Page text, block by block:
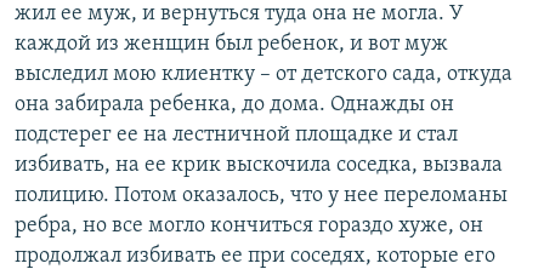
жил ее муж, и вернуться туда она не могла. У
каждой из женщин был ребенок, и вот муж
выследил мою клиентку – от детского сада, откуда
она забирала ребенка, до дома. Однажды он
подстерег ее на лестничной площадке и стал
избивать, на ее крик выскочила соседка, вызвала
полицию. Потом оказалось, что у нее переломаны
ребра, но все могло кончиться гораздо хуже, он
продолжал избивать ее при соседях, которые его